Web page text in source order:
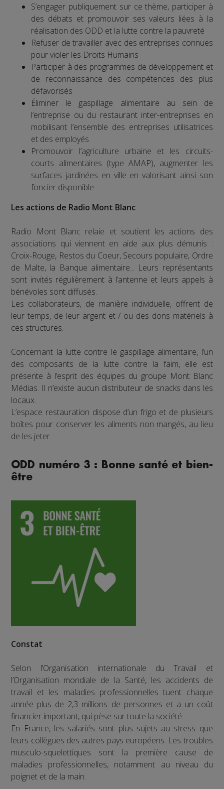
S’engager publiquement sur ce thème, participer à
des débats et promouvoir ses valeurs liées à la
réalisation des ODD et la lutte contre la pauvreté
Refuser de travailler avec des entreprises connues
pour violer les Droits Humains
Participer à des programmes de développement et
de reconnaissance des compétences des plus
défavorisés
Éliminer le gaspillage alimentaire au sein de
l’entreprise ou du restaurant inter-entreprises en
mobilisant l’ensemble des entreprises utilisatrices
et des employés
Promouvoir l’agriculture urbaine et les circuits-
courts alimentaires (type AMAP), augmenter les
surfaces jardinées en ville en valorisant ainsi son
foncier disponible
Les actions de Radio Mont Blanc
Radio Mont Blanc relaie et soutient les actions des
associations qui viennent en aide aux plus démunis :
Croix-Rouge, Restos du Coeur, Secours populaire, Ordre
de Malte, la Banque alimentaire... Leurs représentants
sont invités régulièrement à l’antenne et leurs appels à
bénévoles sont diffusés.
Les collaborateurs, de manière individuelle, offrent de
leur temps, de leur argent et / ou des dons matériels à
ces structures.
Concernant la lutte contre le gaspillage alimentaire, l’un
des composants de la lutte contre la faim, elle est
présente à l’esprit des équipes du groupe Mont Blanc
Médias. Il n’existe aucun distributeur de snacks dans les
locaux.
L’espace restauration dispose d’un frigo et de plusieurs
boîtes pour conserver les aliments non mangés, au lieu
de les jeter.
ODD numéro 3 : Bonne santé et bien-
être
Constat
Selon l’Organisation internationale du Travail et
l’Organisation mondiale de la Santé, les accidents de
travail et les maladies professionnelles tuent chaque
année plus de 2,3 millions de personnes et a un coût
financier important, qui pèse sur toute la société.
En France, les salariés sont plus sujets au stress que
leurs collègues des autres pays européens. Les troubles
musculo-squelettiques sont la première cause de
maladies professionnelles, notamment au niveau du
poignet et de la main.